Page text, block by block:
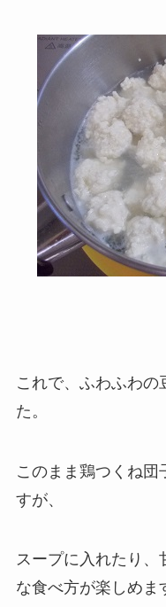
これで、ふわふわの
た。
このまま鶏つくね団
すが、
スープに入れたり、
な食べ方が楽しめま